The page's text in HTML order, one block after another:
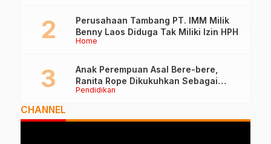
Home
Perusahaan Tambang PT. IMM Milik
Benny Laos Diduga Tak Miliki Izin HPH
Pendidikan
Anak Perempuan Asal Bere-bere,
Ranita Rope Dikukuhkan Sebagai
Guru Besar dan Rektor Ummu
CHANNEL